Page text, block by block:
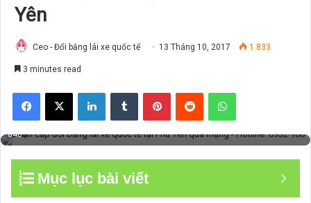
Yên
Ceo - Đổi bằng lái xe quốc tế 13 Tháng 10, 2017 1.833
3 minutes read
X
Nhận cấp đổi bằng lái xe quốc tế tại Phú Yên qua mạng - Hotline: 0932 100
040
Mục lục bài viết